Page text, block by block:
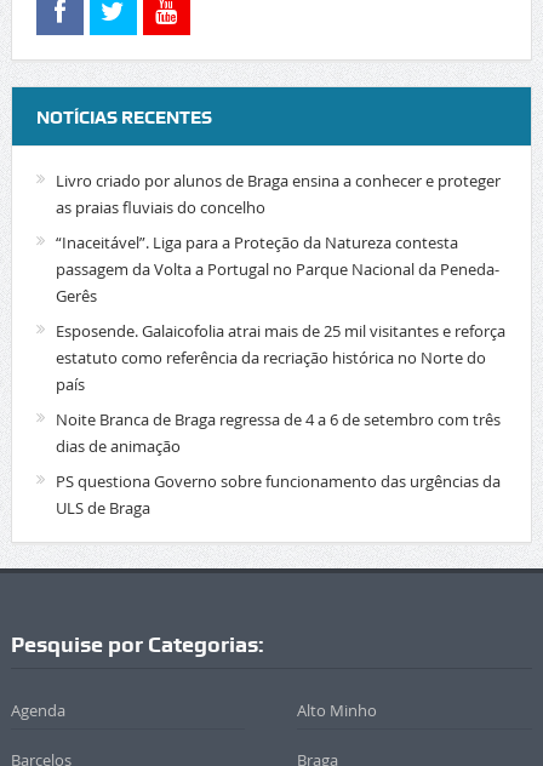
NOTÍCIAS RECENTES
Livro criado por alunos de Braga ensina a conhecer e proteger
as praias fluviais do concelho
“Inaceitável”. Liga para a Proteção da Natureza contesta
passagem da Volta a Portugal no Parque Nacional da Peneda-
Gerês
Esposende. Galaicofolia atrai mais de 25 mil visitantes e reforça
estatuto como referência da recriação histórica no Norte do
país
Noite Branca de Braga regressa de 4 a 6 de setembro com três
dias de animação
PS questiona Governo sobre funcionamento das urgências da
ULS de Braga
Pesquise por Categorias:
Agenda Alto Minho
Barcelos Braga